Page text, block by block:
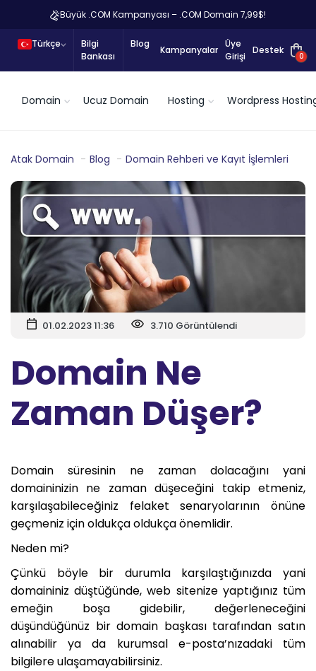
Büyük .COM Kampanyası – .COM Domain 7,99$!
Türkçe
Bilgi
Bankası
Blog
Kampanyalar
Üye
Girişi
Destek
0
Domain Ucuz Domain Hosting Wordpress
Atak Domain Blog Domain Rehberi ve Kayıt İşlemleri
01.02.2023 11:36 3.710 Görüntülendi
Domain Ne
Zaman Düşer?
Domain süresinin ne zaman dolacağını yani
domaininizin ne zaman düşeceğini takip etmeniz,
karşılaşabileceğiniz felaket senaryolarının önüne
geçmeniz için oldukça oldukça önemlidir.
Neden mi?
Çünkü böyle bir durumla karşılaştığınızda yani
domaininiz düştüğünde, web sitenize yaptığınız tüm
emeğin boşa gidebilir, değerleneceğini
düşündüğünüz bir domain başkası tarafından satın
alınabilir ya da kurumsal e-posta’nızadaki tüm
bilgilere ulaşamayabilirsiniz.